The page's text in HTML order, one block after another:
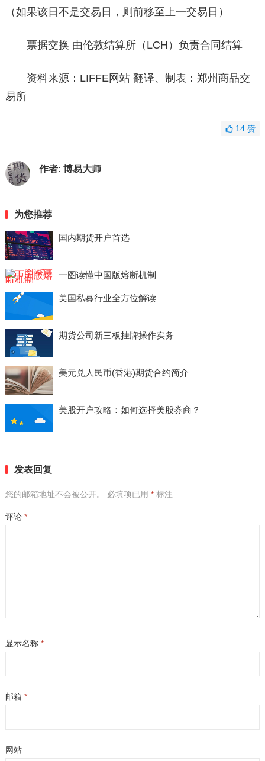
（如果该日不是交易日，则前移至上一交易日）
票据交换 由伦敦结算所（LCH）负责合同结算
资料来源：LIFFE网站 翻译、制表：郑州商品交
易所
14赞
作者: 博易大师
为您推荐
国内期货开户首选
一图读懂中国版熔断机制
美国私募行业全方位解读
期货公司新三板挂牌操作实务
美元兑人民币(香港)期货合约简介
美股开户攻略：如何选择美股券商？
发表回复
您的邮箱地址不会被公开。 必填项已用 *标注
评论 *
显示名称 *
邮箱 *
网站